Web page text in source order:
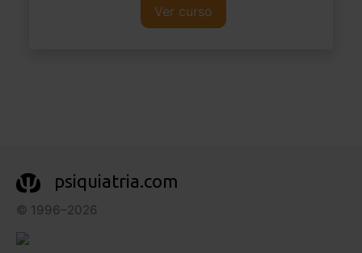
Ver curso
psiquiatria.com
© 1996–2026